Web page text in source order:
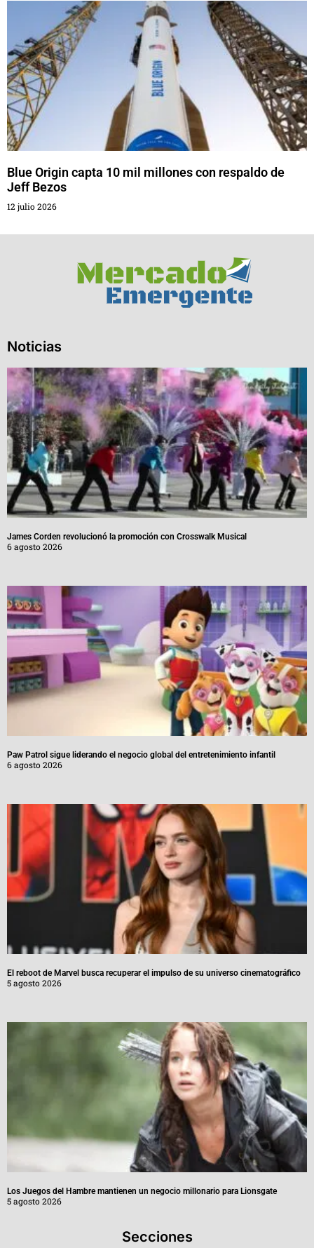
Blue Origin capta 10 mil millones con respaldo de
Jeff Bezos
12 julio 2026
Noticias
James Corden revolucionó la promoción con Crosswalk Musical
6 agosto 2026
Paw Patrol sigue liderando el negocio global del entretenimiento infantil
6 agosto 2026
El reboot de Marvel busca recuperar el impulso de su universo cinematográfico
5 agosto 2026
Los Juegos del Hambre mantienen un negocio millonario para Lionsgate
5 agosto 2026
Secciones